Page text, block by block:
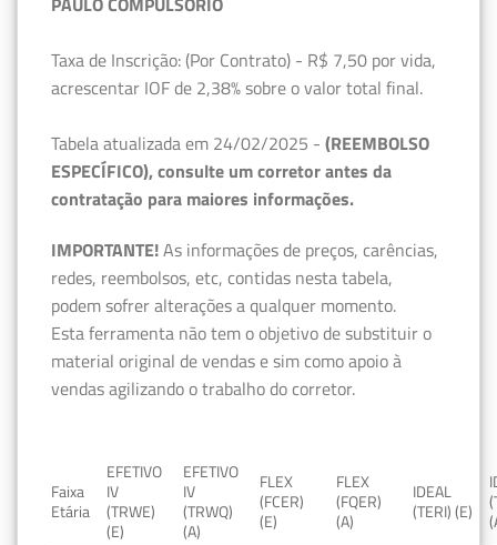
Taxa de Inscrição: (Por Contrato) - R$ 7,50 por vida,
acrescentar IOF de 2,38% sobre o valor total final.
Tabela atualizada em 24/02/2025 - (REEMBOLSO
ESPECÍFICO), consulte um corretor antes da
contratação para maiores informações.
IMPORTANTE!As informações de preços, carências,
redes, reembolsos, etc, contidas nesta tabela,
podem sofrer alterações a qualquer momento.
Esta ferramenta não tem o objetivo de substituir o
material original de vendas e sim como apoio à
vendas agilizando o trabalho do corretor.
Faixa
Etária
EFETIVO
IV
(TRWE)
(E)
EFETIVO
IV
(TRWQ)
(A)
FLEX
(FCER)
(E)
FLEX
(FQER)
(A)
IDEAL
(TERI) (E)